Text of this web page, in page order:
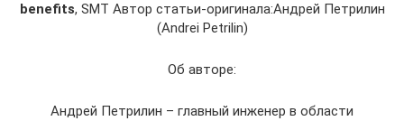
benefits, SMT Автор статьи-оригинала:Андрей Петрилин
(Andrei Petrilin)
Об авторе:
Андрей Петрилин – главный инженер в области